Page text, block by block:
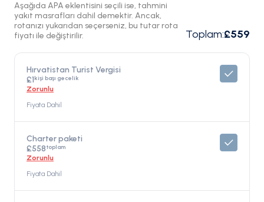
Aşağıda APA eklentisini seçili ise, tahmini
yakıt masrafları dahil demektir. Ancak,
rotanızı yukarıdan seçerseniz, bu tutar rota
fiyatı ile değiştirilir.
Toplam:£559
Hırvatistan Turist Vergisi
£1kişi başı gecelik
Zorunlu
Fiyata Dahil
Charter paketi
£558toplam
Zorunlu
Fiyata Dahil